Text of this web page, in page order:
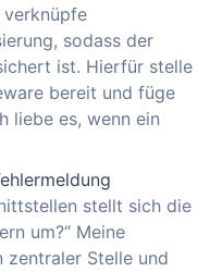
verknüpfe
sodass der
ist. Hierfür stelle
bereit und füge
liebe es, wenn ein
stellt sich die
um?“ Meine
Stelle und